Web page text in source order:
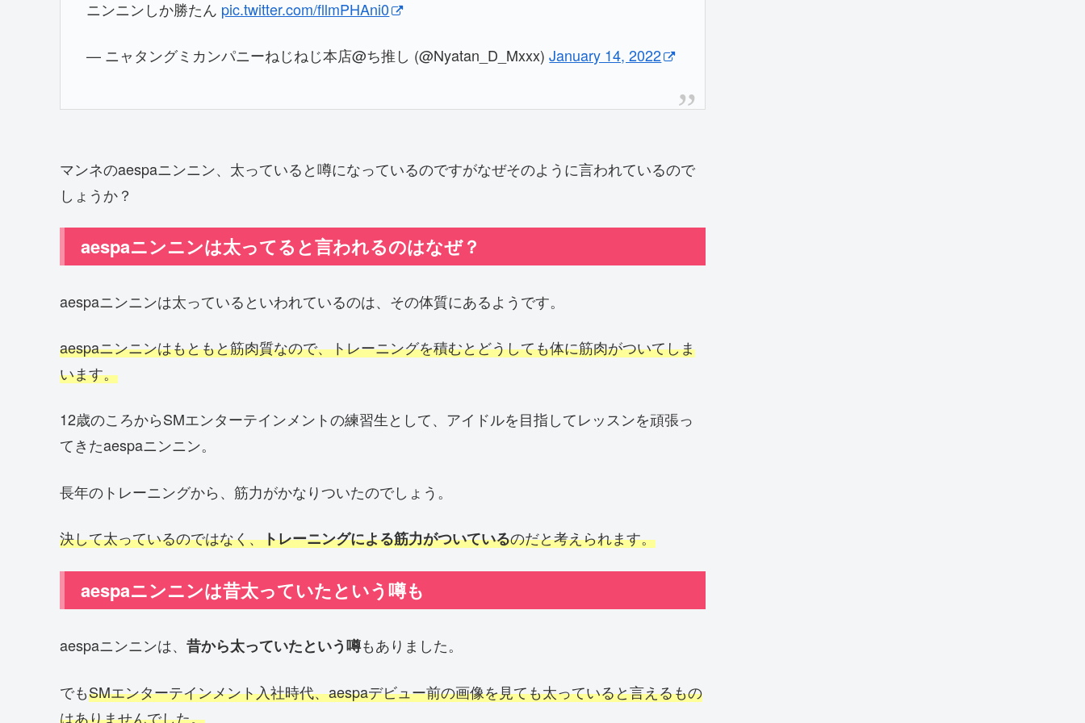
ニンニンしか勝たん pic.twitter.com/fllmPHAni0
— ニャタングミカンパニーねじねじ本店@ち推し (@Nyatan_D_Mxxx)January 14, 2022
マンネのaespaニンニン、太っていると噂になっているのですがなぜそのように言われているので
しょうか？
aespaニンニンは太ってると言われるのはなぜ？
aespaニンニンは太っているといわれているのは、その体質にあるようです。
aespaニンニンはもともと筋肉質なので、トレーニングを積むとどうしても体に筋肉がついてしま
います。
12歳のころからSMエンターテインメントの練習生として、アイドルを目指してレッスンを頑張っ
てきたaespaニンニン。
長年のトレーニングから、筋力がかなりついたのでしょう。
決して太っているのではなく、トレーニングによる筋力がついているのだと考えられます。
aespaニンニンは昔太っていたという噂も
aespaニンニンは、 昔から太っていたという噂もありました。
でもSMエンターテインメント入社時代、aespaデビュー前の画像を見ても太っていると言えるもの
はありませんでした。